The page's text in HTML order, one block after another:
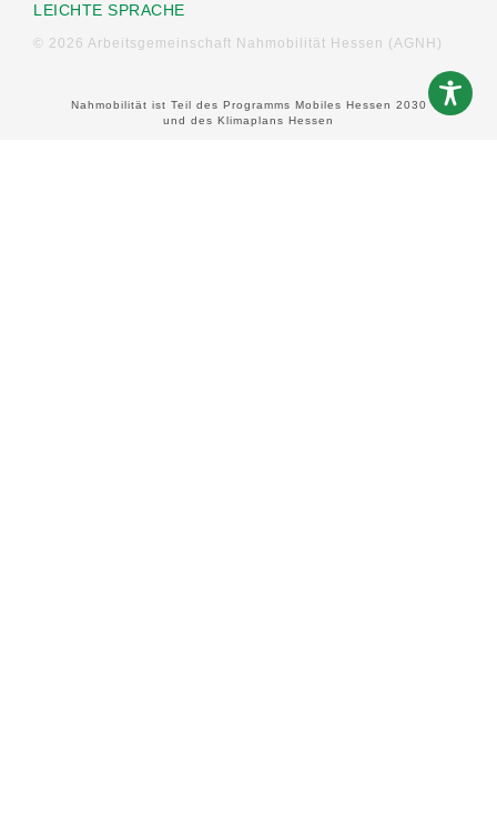
LEICHTE SPRACHE
© 2026 Arbeitsgemeinschaft Nahmobilität Hessen (AGNH)
Nahmobilität ist Teil des Programms Mobiles Hessen 2030
und des Klimaplans Hessen